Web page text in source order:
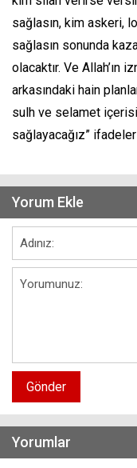
sağlasın, kim askeri,
sağlasın sonunda
olacaktır. Ve Allah’ın
arkasındaki hain
sulh ve selamet
sağlayacağız”
Yorum Ekle
Gönder
Yorumlar